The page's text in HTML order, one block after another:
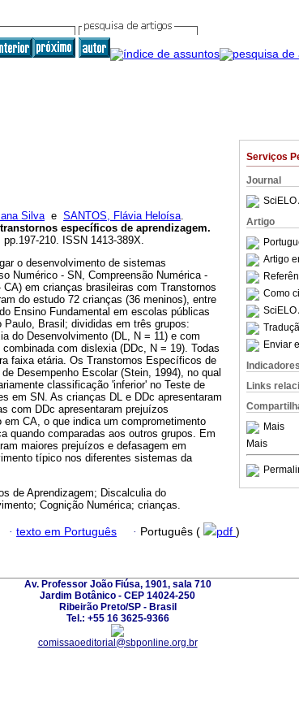
Serviços
Journal
SciELO
Artigo
Artigo
Como
SciELO
Enviar
Indicadores
Links
Mais
Mais
Silvae SANTOS, Flávia Heloísa.
específicos de aprendizagem.
210. ISSN 1413-389X.
o desenvolvimento de sistemas
Numérico - SN, Compreensão Numérica -
em crianças brasileiras com Transtornos
do estudo 72 crianças (36 meninos), entre
Ensino Fundamental em escolas públicas
Brasil; divididas em três grupos:
do Desenvolvimento (DL, N = 11) e com
com dislexia (DDc, N = 19). Todas
faixa etária. Os Transtornos Específicos de
Desempenho Escolar (Stein, 1994), no qual
classificação 'inferior' no Teste de
em SN. As crianças DL e DDc apresentaram
com DDc apresentaram prejuízos
CA, o que indica um comprometimento
quando comparadas aos outros grupos. Em
maiores prejuízos e defasagem em
típico nos diferentes sistemas da
de Aprendizagem; Discalculia do
Cognição Numérica; crianças.
· texto em Português · Português ( pdf )
Av. Professor João Fiúsa, 1901, sala 710
Jardim Botânico - CEP 14024-250
Ribeirão Preto/SP - Brasil
Tel.: +55 16 3625-9366
comissaoeditorial@sbponline.org.br